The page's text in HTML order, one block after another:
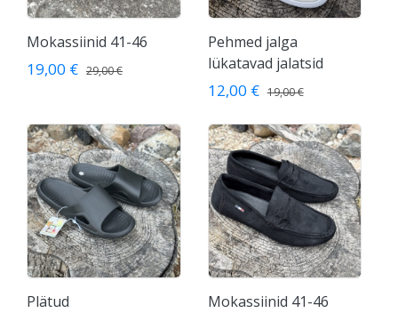
Mokassiinid 41-46
19,00 € 29,00 €
Pehmed jalga
lükatavad jalatsid
12,00 € 19,00 €
Plätud Mokassiinid 41-46